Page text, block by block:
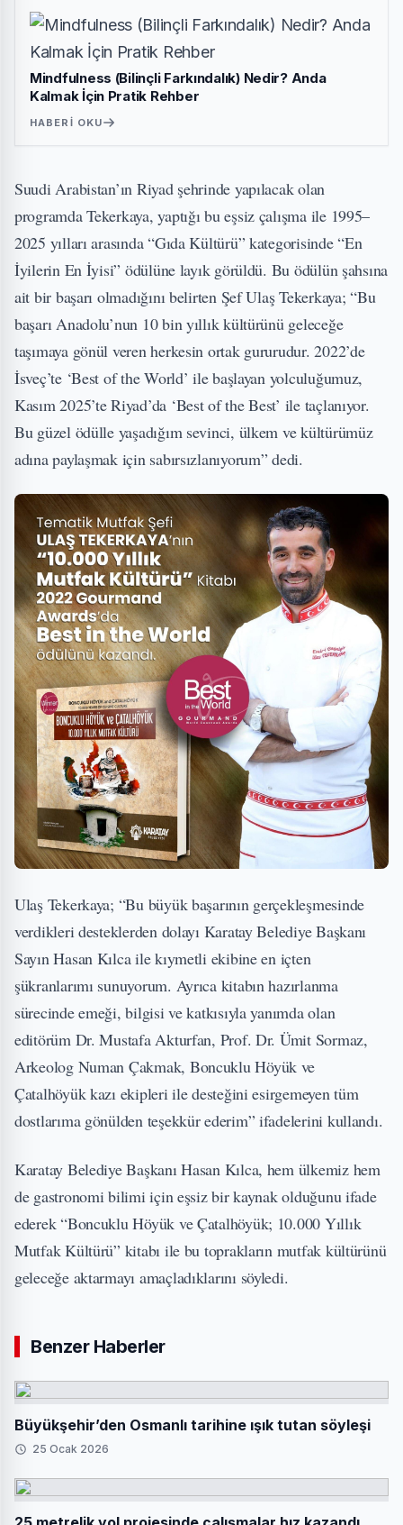
Mindfulness (Bilinçli Farkındalık) Nedir? Anda
Kalmak İçin Pratik Rehber
HABERI OKU
Suudi Arabistan’ın Riyad şehrinde yapılacak olan
programda Tekerkaya, yaptığı bu eşsiz çalışma ile 1995–
2025 yılları arasında “Gıda Kültürü” kategorisinde “En
İyilerin En İyisi” ödülüne layık görüldü. Bu ödülün şahsına
ait bir başarı olmadığını belirten Şef Ulaş Tekerkaya; “Bu
başarı Anadolu’nun 10 bin yıllık kültürünü geleceğe
taşımaya gönül veren herkesin ortak gururudur. 2022’de
İsveç’te ‘Best of the World’ ile başlayan yolculuğumuz,
Kasım 2025’te Riyad’da ‘Best of the Best’ ile taçlanıyor.
Bu güzel ödülle yaşadığım sevinci, ülkem ve kültürümüz
adına paylaşmak için sabırsızlanıyorum” dedi.
Ulaş Tekerkaya; “Bu büyük başarının gerçekleşmesinde
verdikleri desteklerden dolayı Karatay Belediye Başkanı
Sayın Hasan Kılca ile kıymetli ekibine en içten
şükranlarımı sunuyorum. Ayrıca kitabın hazırlanma
sürecinde emeği, bilgisi ve katkısıyla yanımda olan
editörüm Dr. Mustafa Akturfan, Prof. Dr. Ümit Sormaz,
Arkeolog Numan Çakmak, Boncuklu Höyük ve
Çatalhöyük kazı ekipleri ile desteğini esirgemeyen tüm
dostlarıma gönülden teşekkür ederim” ifadelerini kullandı.
Karatay Belediye Başkanı Hasan Kılca, hem ülkemiz hem
de gastronomi bilimi için eşsiz bir kaynak olduğunu ifade
ederek “Boncuklu Höyük ve Çatalhöyük; 10.000 Yıllık
Mutfak Kültürü” kitabı ile bu toprakların mutfak kültürünü
geleceğe aktarmayı amaçladıklarını söyledi.
Benzer Haberler
Büyükşehir’den Osmanlı tarihine ışık tutan söyleşi
25 Ocak 2026